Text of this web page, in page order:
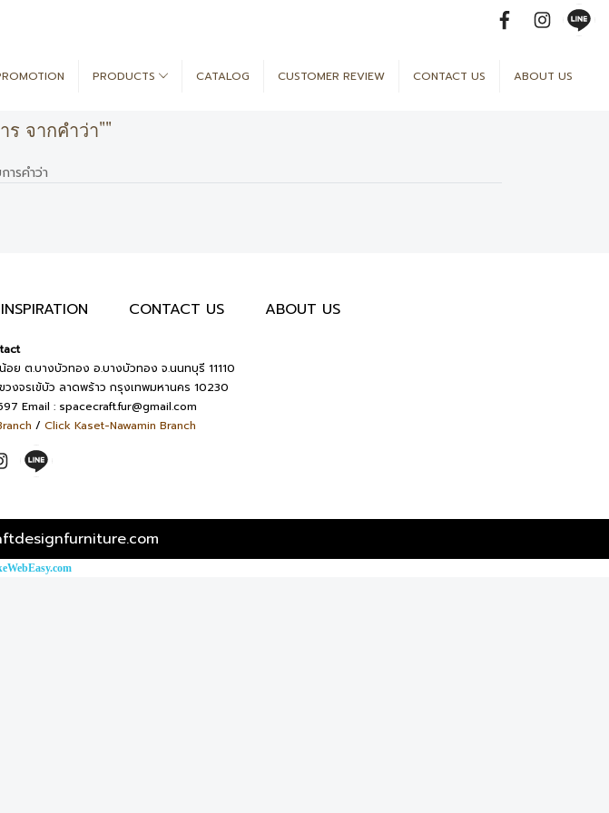
PRODUCTS CATALOG CUSTOMER REVIEW CONTACT US ABOUT US
จากคำว่า""
ารคำว่า
INSPIRATION CONTACT US ABOUT US
ย ต.บางบัวทอง อ.บางบัวทอง จ.นนทบุรี 11110
งจรเข้บัว ลาดพร้าว กรุงเทพมหานคร 10230
Email : spacecraft.fur@gmail.com
/ Click Kaset-Nawamin Branch